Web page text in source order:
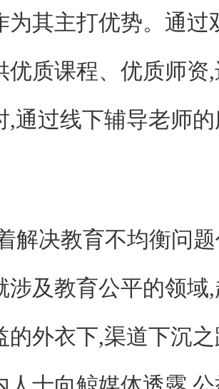
为其主打优势。通过
优质课程、优质师
,通过线下辅导老师
解决教育不均衡问
涉及教育公平的领域
的外衣下,渠道下沉